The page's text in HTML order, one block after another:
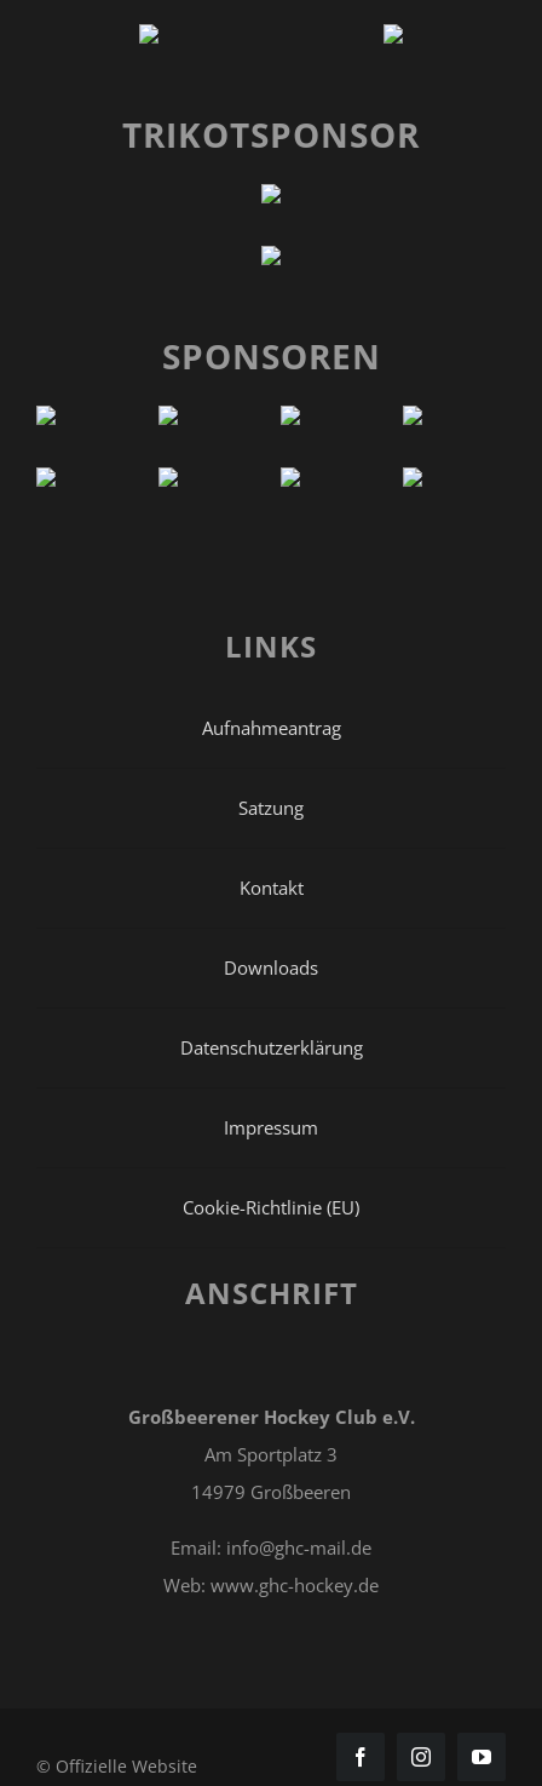
TRIKOTSPONSOR
SPONSOREN
LINKS
Aufnahmeantrag
Satzung
Kontakt
Downloads
Datenschutzerklärung
Impressum
Cookie-Richtlinie (EU)
ANSCHRIFT
Großbeerener Hockey Club e.V.
Am Sportplatz 3
14979 Großbeeren
Email: info@ghc-mail.de
Web: www.ghc-hockey.de
© Offizielle Website